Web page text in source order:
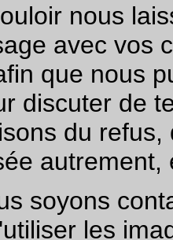
nous
avec vos
que nous
discuter de
du
autrement,
soyons
les